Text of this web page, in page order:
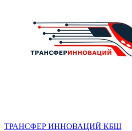
ТРАНСФЕР ИННОВАЦИЙ КБШ